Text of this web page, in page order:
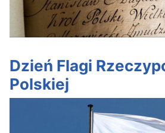
Dzień Flagi
Polskiej